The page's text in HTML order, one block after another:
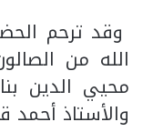
وقد ترحم
الله من
محيي الدين
والأستاذ